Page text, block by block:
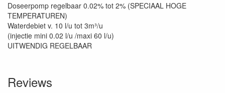
Doseerpomp regelbaar 0.02% tot 2% (SPECIAAL HOGE
TEMPERATUREN)
Waterdebiet v. 10 l/u tot 3m³/u
(injectie mini 0.02 l/u /maxi 60 l/u)
UITWENDIG REGELBAAR
Reviews